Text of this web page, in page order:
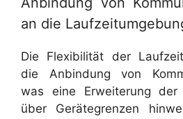
an die
Die Flexibilität der
die Anbindung von
was eine Erweiterung der
über Gerätegrenzen